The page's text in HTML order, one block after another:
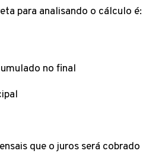
para analisando o cálculo é:
no final
que o juros será cobrado